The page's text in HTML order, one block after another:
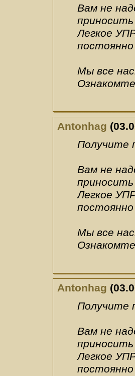
Вам не
Легкое
Мы все
Antonhag
Получите
Вам не
Легкое
Мы все
Antonhag
Получите
Вам не
Легкое